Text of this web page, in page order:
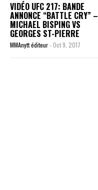
VIDÉO UFC 217: BANDE
ANNONCE “BATTLE CRY” –
MICHAEL BISPING VS
GEORGES ST-PIERRE
MMAnytt éditeur- Oct 9, 2017